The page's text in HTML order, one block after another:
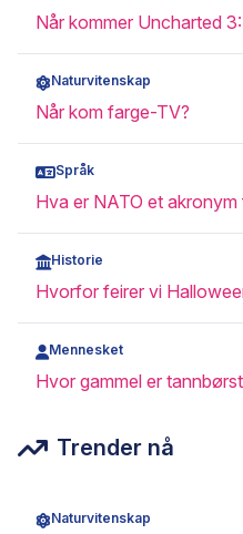
Når kommer Uncharted
Naturvitenskap
Når kom farge-TV?
Språk
Hva er NATO et akronym
Historie
Hvorfor feirer vi
Mennesket
Hvor gammel er
Trender nå
Naturvitenskap